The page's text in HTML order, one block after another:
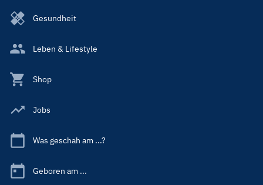
Gesundheit
Leben & Lifestyle
Shop
Jobs
Was geschah am ...?
Geboren am ...